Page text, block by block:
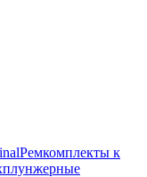
Ремкомплекты к